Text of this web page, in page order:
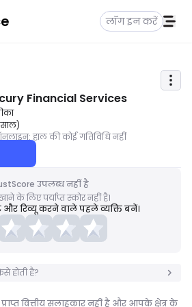
लॉग इन करें
Financial Services
साल)
: हाल की कोई गतिविधि नहीं
उपलब्ध नहीं है
के लिए पर्याप्त स्कोर नहीं है।
रिव्यू करने वाले पहले व्यक्ति बनें।
होती है?
वित्तीय सलाहकार नहीं है और आपके क्षेत्र के